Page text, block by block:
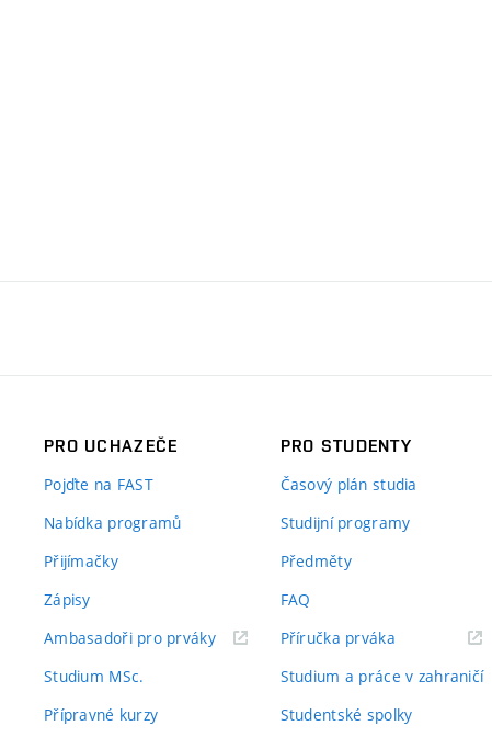
PRO UCHAZEČE
Pojďte na FAST
Nabídka programů
Přijímačky
Zápisy
Ambasadoři pro prváky(externí
Studium MSc.
Přípravné kurzy
PRO STUDENTY
Časový plán studia
Studijní programy
Předměty
FAQ
Příručka prváka(externí
Studium a práce v zahraničí
Studentské spolky